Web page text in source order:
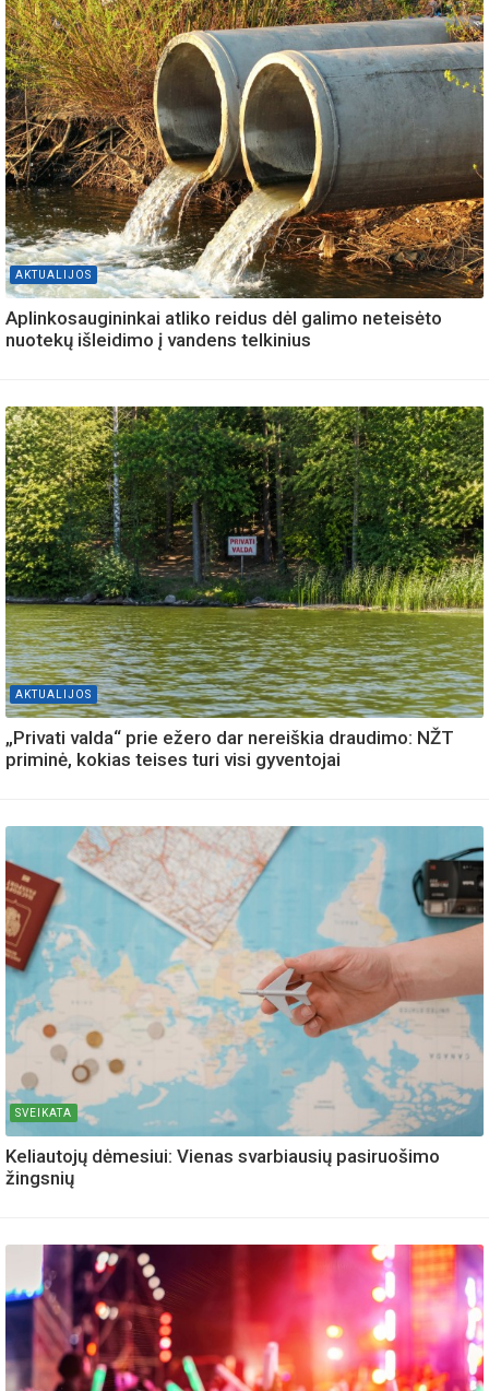
AKTUALIJOS
Aplinkosaugininkai atliko reidus dėl galimo neteisėto
nuotekų išleidimo į vandens telkinius
AKTUALIJOS
„Privati valda“ prie ežero dar nereiškia draudimo: NŽT
priminė, kokias teises turi visi gyventojai
SVEIKATA
Keliautojų dėmesiui: Vienas svarbiausių pasiruošimo
žingsnių